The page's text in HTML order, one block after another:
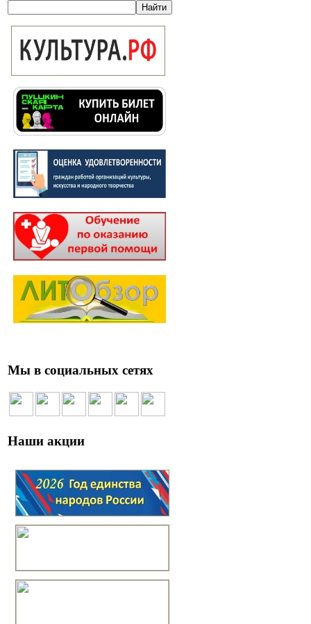
Мы в социальных сетях
Наши акции